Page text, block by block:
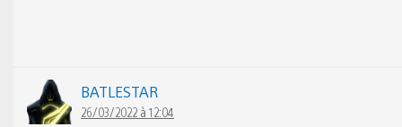
BATLESTAR
26/03/2022 à 12:04